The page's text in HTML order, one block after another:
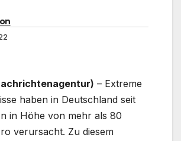
– Extreme
haben in Deutschland seit
in Höhe von mehr als 80
verursacht. Zu diesem